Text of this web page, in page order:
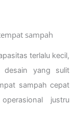
sampah
terlalu kecil,
desain yang sulit
sampah cepat
justru